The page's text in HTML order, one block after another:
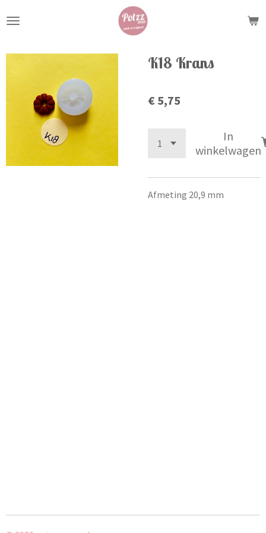
direct
de
K18 Krans
€ 5,75
In
winkelwagen
Afmeting 20,9 mm